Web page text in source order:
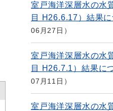
室戸海洋深層水の水
目 H26.6.17）結果に
06月27日
室戸海洋深層水の水
目 H26.7.1）結果に
07月11日
室戸海洋深層水の水